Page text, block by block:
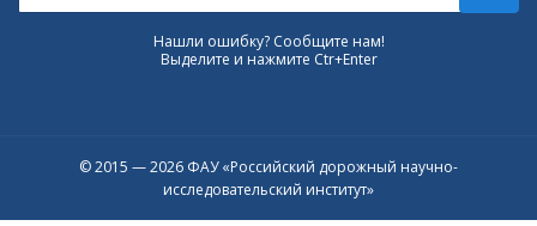
Нашли ошибку? Сообщите нам!
Выделите и нажмите Ctr+Enter
© 2015 — 2026 ФАУ «Российский дорожный научно-
исследовательский институт»